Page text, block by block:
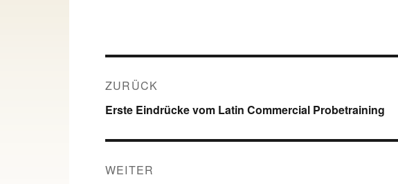
ZURÜCK
Vorheriger
Erste Eindrücke vom Latin Commercial Probetraining
WEITER